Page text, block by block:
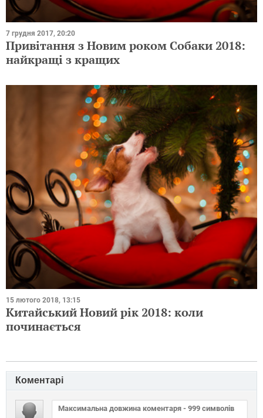
7 грудня 2017, 20:20
Привітання з Новим роком Собаки 2018:
найкращі з кращих
15 лютого 2018, 13:15
Китайський Новий рік 2018: коли
починається
Коментарі